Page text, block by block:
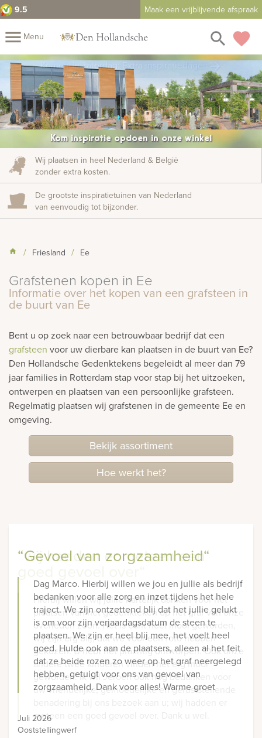
9.5 Maak een vrijblijvende afspraak
menu Menu favorite
Fotomap
search
close
Home
Assortiment
Fotoboek
Informatie
Prijzen
ons
Duurzaamheid Winkels Contact
ook:
Komende zaterdag: Extra inspiratiedagen
Kom inspiratie opdoen in onze winkel
Wij plaatsen in heel Nederland & België
zonder extra kosten.
De grootste inspiratietuinen van Nederland
van eenvoudig tot bijzonder.
Friesland Ee
Grafstenen kopen in Ee
Informatie over het kopen van een grafsteen in
de buurt van Ee
Bent u op zoek naar een betrouwbaar bedrijf dat een
grafsteen voor uw dierbare kan plaatsen in de buurt van Ee?
Den Hollandsche Gedenktekens begeleidt al meer dan 79
jaar families in Rotterdam stap voor stap bij het uitzoeken,
ontwerpen en plaatsen van een persoonlijke grafsteen.
Regelmatig plaatsen wij grafstenen in de gemeente Ee en
omgeving.
Bekijk assortiment
Hoe werkt het?
“Gevoel van zorgzaamheid“
Dag Marco. Hierbij willen we jou en jullie als bedrijf
bedanken voor alle zorg en inzet tijdens het hele
traject. We zijn ontzettend blij dat het jullie gelukt
is om voor zijn verjaardagsdatum de steen te
plaatsen. We zijn er heel blij mee, het voelt heel
goed. Hulde ook aan de plaatsers, alleen al het feit
dat ze beide rozen zo weer op het graf neergelegd
hebben, getuigt voor ons van gevoel van
zorgzaamheid. Dank voor alles! Warme groet
Juli 2026
Ooststellingwerf
“wij hadden er meteen een
goed gevoel over“
Hierbij willen wij jullie hartelijk danken voor het
plaatsen van het gedenkteken op het graf van onze
overleden zoon. Het is echt heel mooi geworden,
wij zijn erg blij, dat we voor een foto hebben
gekozen. U hebt het prachtig ontworpen. Ook onze
andere twee kinderen vinden het erg mooi
geworden. Ik wil Jeroen ook nog bedanken voor
uw vriendelijke, gemoedelijke en geruststellende
meteen een goed gevoel over. Dank u wel.